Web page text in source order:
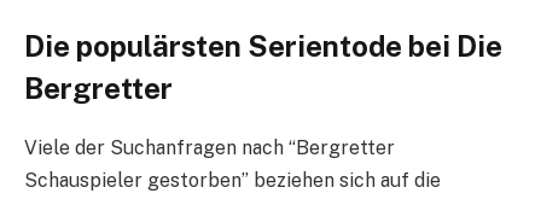
Die populärsten Serientode bei Die
Bergretter
Viele der Suchanfragen nach “Bergretter
Schauspieler gestorben” beziehen sich auf die